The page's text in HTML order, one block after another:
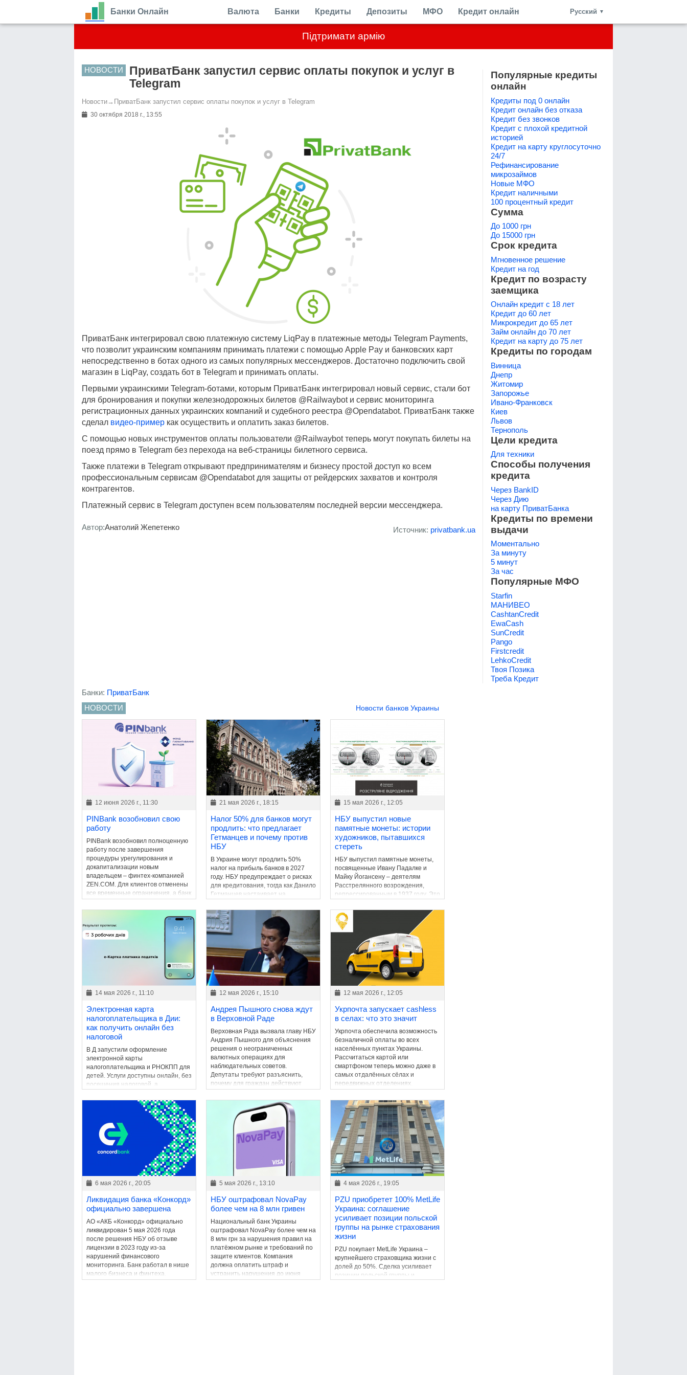
Підтримати армію
Банки Онлайн Валюта Банки Кредиты Депозиты МФО Кредит онлайн Русский ▼
НОВОСТИ
ПриватБанк запустил сервис оплаты покупок и услуг в
Telegram
Новости→ ПриватБанк запустил сервис оплаты покупок и услуг в Telegram
30 октября 2018 г., 13:55
ПриватБанк интегрировал свою платежную систему LiqPay в платежные методы Telegram Payments,
что позволит украинским компаниям принимать платежи с помощью Apple Pay и банковских карт
непосредственно в ботах одного из самых популярных мессенджеров. Достаточно подключить свой
магазин в LiqPay, создать бот в Telegram и принимать оплаты.
Первыми украинскими Telegram-ботами, которым ПриватБанк интегрировал новый сервис, стали бот
для бронирования и покупки железнодорожных билетов @Railwaybot и сервис мониторинга
регистрационных данных украинских компаний и судебного реестра @Opendatabot. ПриватБанк также
сделал видео-пример как осуществить и оплатить заказ билетов.
С помощью новых инструментов оплаты пользователи @Railwaybot теперь могут покупать билеты на
поезд прямо в Telegram без перехода на веб-страницы билетного сервиса.
Также платежи в Telegram открывают предпринимателям и бизнесу простой доступ ко всем
профессиональным сервисам @Opendatabot для защиты от рейдерских захватов и контроля
контрагентов.
Платежный сервис в Telegram доступен всем пользователям последней версии мессенджера.
Автор:Анатолий Жепетенко Источник: privatbank.ua
Банки: ПриватБанк
НОВОСТИ
Новости банков Украины
12 июня 2026 г., 11:30
PINBank возобновил свою
работу
PINBank возобновил полноценную
работу после завершения
процедуры урегулирования и
докапитализации новым
владельцем – финтех-компанией
ZEN.COM. Для клиентов отменены
все временные ограничения, а банк
вернулся к обычной деятельности.
21 мая 2026 г., 18:15
Налог 50% для банков могут
продлить: что предлагает
Гетманцев и почему против
НБУ
В Украине могут продлить 50%
налог на прибыль банков в 2027
году. НБУ предупреждает о рисках
для кредитования, тогда как Данило
Гетманцев настаивает на
бюджета.
15 мая 2026 г., 12:05
НБУ выпустил новые
памятные монеты: истории
художников, пытавшихся
стереть
НБУ выпустил памятные монеты,
посвященные Ивану Падалке и
Майку Йогансену – деятелям
Расстрелянного возрождения,
репрессированным в 1937 году. Это
возвращающей в украинское
пространство имена уничтоженной
интеллигенции.
14 мая 2026 г., 11:10
Электронная карта
налогоплательщика в Дии:
как получить онлайн без
налоговой
В Д запустили оформление
электронной карты
налогоплательщика и РНОКПП для
детей. Услуги доступны онлайн, без
посещения налоговой, а
же юридическую силу, как и
12 мая 2026 г., 15:10
Андрея Пышного снова ждут
в Верховной Раде
Верховная Рада вызвала главу НБУ
Андрия Пышного для объяснения
решения о неограниченных
валютных операциях для
наблюдательных советов.
Депутаты требуют разъяснить,
почему для граждан действуют
ограничения, а для отдельных
категорий – нет.
12 мая 2026 г., 12:05
Укрпочта запускает cashless
в селах: что это значит
Укрпочта обеспечила возможность
безналичной оплаты во всех
населённых пунктах Украины.
Рассчитаться картой или
смартфоном теперь можно даже в
самых отдалённых сёлах и
передвижных отделениях.
6 мая 2026 г., 20:05
Ликвидация банка «Конкорд»
официально завершена
АО «АКБ «Конкорд» официально
ликвидирован 5 мая 2026 года
после решения НБУ об отзыве
лицензии в 2023 году из-за
нарушений финансового
мониторинга. Банк работал в нише
малого бизнеса и финтеха.
5 мая 2026 г., 13:10
НБУ оштрафовал NovaPay
более чем на 8 млн гривен
Национальный банк Украины
оштрафовал NovaPay более чем на
8 млн грн за нарушения правил на
платёжном рынке и требований по
защите клиентов. Компания
должна оплатить штраф и
устранить нарушения до июня
2026 года.
4 мая 2026 г., 19:05
PZU приобретет 100% MetLife
Украина: соглашение
усиливает позиции польской
группы на рынке страхования
жизни
PZU покупает MetLife Украина –
крупнейшего страховщика жизни с
долей до 50%. Сделка усиливает
позиции польской группы и
Популярные кредиты
онлайн
Кредиты под 0 онлайн
Кредит онлайн без отказа
Кредит без звонков
Кредит с плохой кредитной
историей
Кредит на карту круглосуточно
24/7
Рефинансирование
микрозаймов
Новые МФО
Кредит наличными
100 процентный кредит
Сумма
До 1000 грн
До 15000 грн
Срок кредита
Мгновенное решение
Кредит на год
Кредит по возрасту
заемщика
Онлайн кредит с 18 лет
Кредит до 60 лет
Микрокредит до 65 лет
Займ онлайн до 70 лет
Кредит на карту до 75 лет
Кредиты по городам
Винница
Днепр
Житомир
Запорожье
Ивано-Франковск
Киев
Львов
Тернополь
Цели кредита
Для техники
Способы получения
кредита
Через BankID
Через Дию
на карту ПриватБанка
Кредиты по времени
выдачи
Моментально
За минуту
5 минут
За час
Популярные МФО
Starfin
МАНИВЕО
CashtanCredit
EwaCash
SunCredit
Pango
Firstcredit
LehkoCredit
Твоя Позика
Треба Кредит